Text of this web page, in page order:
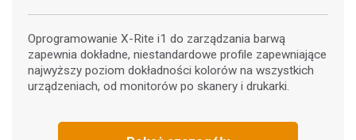
Oprogramowanie X-Rite i1 do zarządzania barwą
zapewnia dokładne, niestandardowe profile zapewniające
najwyższy poziom dokładności kolorów na wszystkich
urządzeniach, od monitorów po skanery i drukarki.